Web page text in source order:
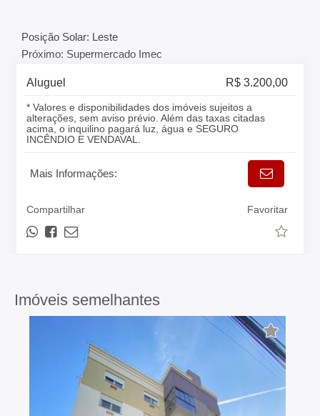
Posição Solar: Leste
Próximo: Supermercado Imec
Aluguel R$ 3.200,00
* Valores e disponibilidades dos imóveis sujeitos a
alterações, sem aviso prévio. Além das taxas citadas
acima, o inquilino pagará luz, água e SEGURO
INCÊNDIO E VENDAVAL.
Mais Informações:
Compartilhar Favoritar
Imóveis semelhantes